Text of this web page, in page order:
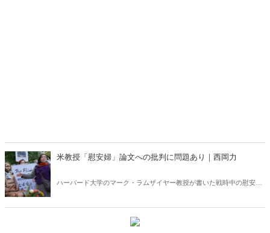
米教授「慰安婦」論文への批判に問題あり｜西岡力
ハーバード大学のマーク・ラムザイヤー教授が書いた戦時中の慰安婦
的討論であって、論文撤回要求や人身攻撃ではない。